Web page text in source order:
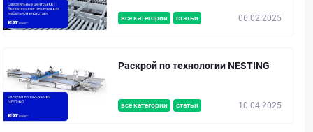
все категории статьи 06.02.2025
все категории статьи 10.04.2025
Раскрой по технологии NESTING